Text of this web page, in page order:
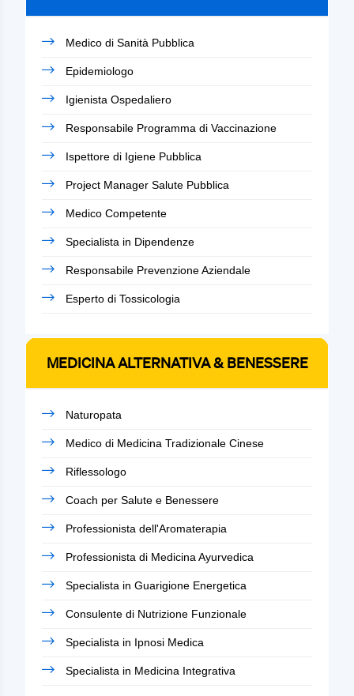
Medico di Sanità Pubblica
Epidemiologo
Igienista Ospedaliero
Responsabile Programma di Vaccinazione
Ispettore di Igiene Pubblica
Project Manager Salute Pubblica
Medico Competente
Specialista in Dipendenze
Responsabile Prevenzione Aziendale
Esperto di Tossicologia
MEDICINA ALTERNATIVA & BENESSERE
Naturopata
Medico di Medicina Tradizionale Cinese
Riflessologo
Coach per Salute e Benessere
Professionista dell'Aromaterapia
Professionista di Medicina Ayurvedica
Specialista in Guarigione Energetica
Consulente di Nutrizione Funzionale
Specialista in Ipnosi Medica
Specialista in Medicina Integrativa